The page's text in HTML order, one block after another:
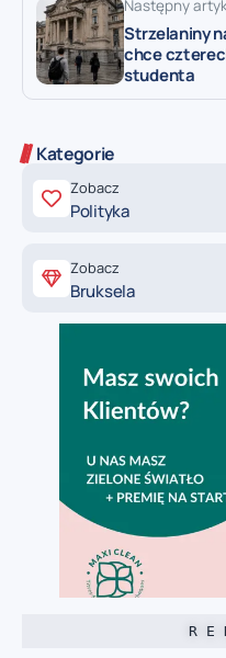
Następny
Strzelaniny
chce
studenta
Kategorie
Zobacz
Polityka
Zobacz
Bruksela
R E